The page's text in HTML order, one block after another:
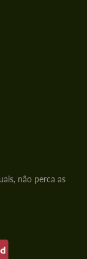
não perca as